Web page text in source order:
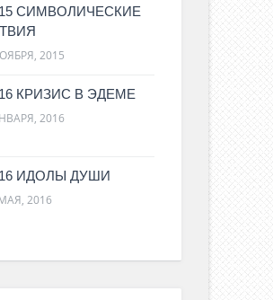
СИМВОЛИЧЕСКИЕ
2015
КРИЗИС В ЭДЕМЕ
2016
ИДОЛЫ ДУШИ
2016